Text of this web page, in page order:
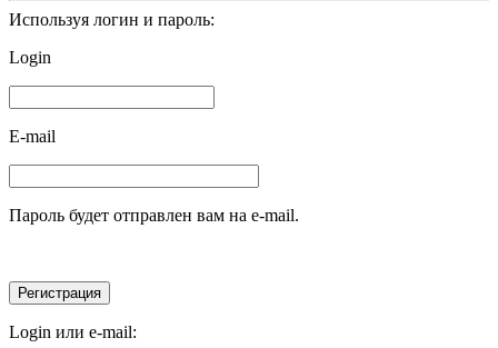
Используя логин и пароль:
Login
E-mail
Пароль будет отправлен вам на e-mail.
Login или e-mail: